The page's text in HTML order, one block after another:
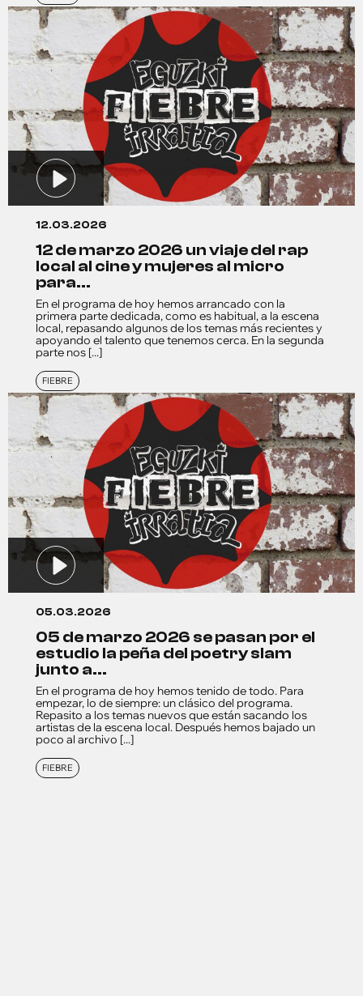
12.03.2026
12 de marzo 2026 un viaje del rap
local al cine y mujeres al micro
para...
En el programa de hoy hemos arrancado con la
primera parte dedicada, como es habitual, a la escena
local, repasando algunos de los temas más recientes y
apoyando el talento que tenemos cerca. En la segunda
parte nos [...]
FIEBRE
05.03.2026
05 de marzo 2026 se pasan por el
estudio la peña del poetry slam
junto a...
En el programa de hoy hemos tenido de todo. Para
empezar, lo de siempre: un clásico del programa.
Repasito a los temas nuevos que están sacando los
artistas de la escena local. Después hemos bajado un
poco al archivo [...]
FIEBRE